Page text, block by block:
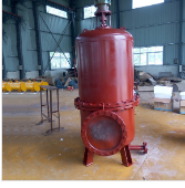
二次滤网